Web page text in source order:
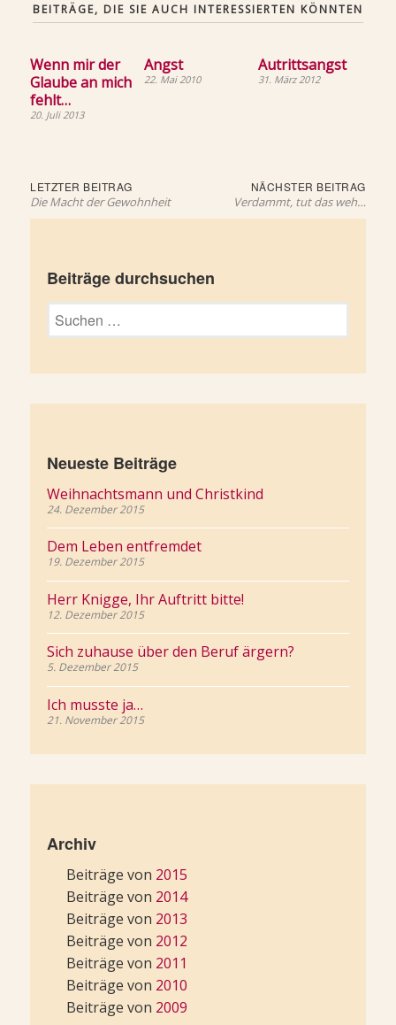
BEITRÄGE, DIE SIE AUCH INTERESSIERTEN KÖNNTEN
Wenn mir der
Glaube an mich
fehlt…
20. Juli 2013
Angst
22. Mai 2010
Autrittsangst
31. März 2012
Beitragsnavigation
LETZTER BEITRAGLetzter
Beitrag:
Die Macht der Gewohnheit
NÄCHSTER BEITRAG
Verdammt, tut das weh…
Beiträge durchsuchen
Suchen
nach:
Neueste Beiträge
Weihnachtsmann und Christkind
24. Dezember 2015
Dem Leben entfremdet
19. Dezember 2015
Herr Knigge, Ihr Auftritt bitte!
12. Dezember 2015
Sich zuhause über den Beruf ärgern?
5. Dezember 2015
Ich musste ja…
21. November 2015
Archiv
Beiträge von 2015
Beiträge von 2014
Beiträge von 2013
Beiträge von 2012
Beiträge von 2011
Beiträge von 2010
Beiträge von 2009